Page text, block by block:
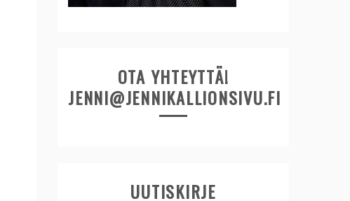
OTA YHTEYTTÄ!
JENNI@JENNIKALLIONSIVU.FI
UUTISKIRJE